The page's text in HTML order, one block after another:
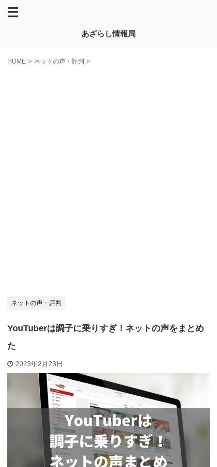
あざらし情報局
HOME > ネットの声・評判 >
ネットの声・評判
YouTuberは調子に乗りすぎ！ネットの声をまとめ
た
2023年2月23日